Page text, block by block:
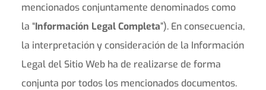
mencionados conjuntamente denominados como
la “Información Legal Completa”). En consecuencia,
la interpretación y consideración de la Información
Legal del Sitio Web ha de realizarse de forma
conjunta por todos los mencionados documentos.